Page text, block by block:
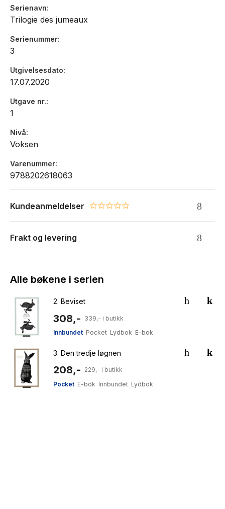
Serienavn
Trilogie des jumeaux
Serienummer
3
Utgivelsesdato
17.07.2020
Utgave nr.
1
Nivå
Voksen
Varenummer
9788202618063
Kundeanmeldelser 0.0 star rating
Frakt og levering
Alle bøkene i serien
2. Beviset
308,- 339,- i butikk
Innbundet Pocket Lydbok E-bok
3. Den tredje løgnen
208,- 229,- i butikk
Pocket E-bok Innbundet Lydbok